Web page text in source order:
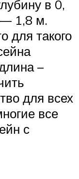
в 0,
— 1,8 м.
для такого
–
для всех
все
с